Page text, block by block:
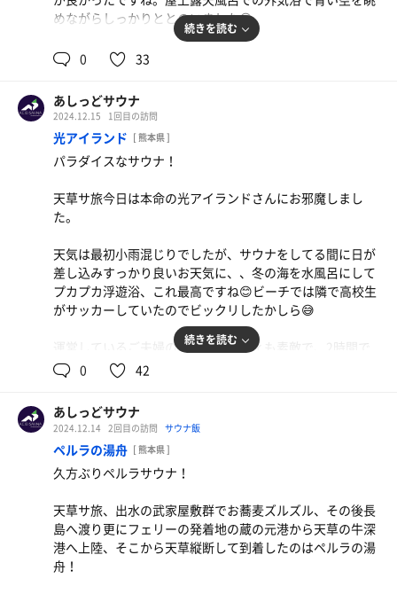
めながらしっかりととのいました😊
サウナ:14分、10分 スチーム8分×2
休憩:10分×4
合計4セット
赤貝に１票！
続きを読む
0 33
あしっどサウナ
2024.12.15 1回目の訪問
光アイランド [ 熊本県 ]
パラダイスなサウナ！
天草サ旅今日は本命の光アイランドさんにお邪魔しまし
た。
天気は最初小雨混じりでしたが、サウナをしてる間に日が
差し込みすっかり良いお天気に、、冬の海を水風呂にして
プカプカ浮遊浴、これ最高ですね😊ビーチでは隣で高校生
がサッカーしていたのでビックリしたかしら😅
運営しているご夫婦のホスピタリティも素敵で、2時間で
は物足りないくらいのパラダイス空間！
最後にご夫婦から焼き芋をいただきました（柔らかく蜜も
のっていて美味しかったです）
また是非行きたいサウナ！
水風呂:海1分×2、併設水風呂1分×2
休憩:10分×4
合計4セット
続きを読む
0 42
あしっどサウナ
2024.12.14 2回目の訪問 サウナ飯
ペルラの湯舟 [ 熊本県 ]
久方ぶりペルラサウナ！
天草サ旅、出水の武家屋敷群でお蕎麦ズルズル、その後長
島へ渡り更にフェリーの発着地の蔵の元港から天草の牛深
港へ上陸、そこから天草縦断して到着したのはペルラの湯
舟！